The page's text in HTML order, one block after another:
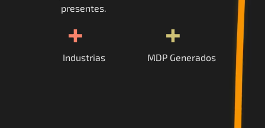
presentes.
+
Industrias
+
MDP Generados